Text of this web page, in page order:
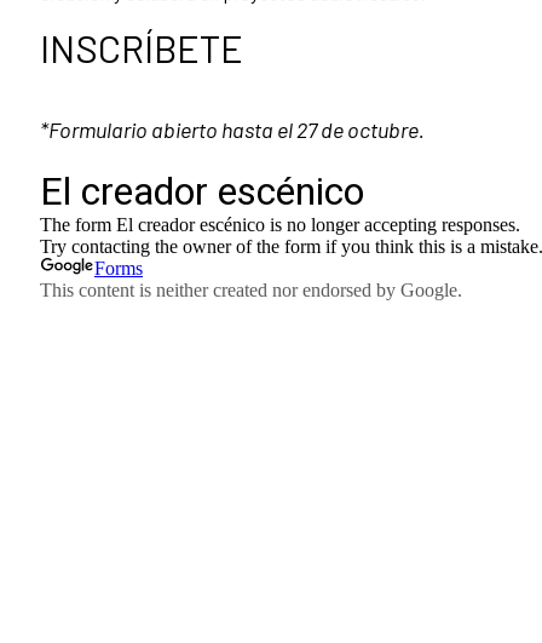
INSCRÍBETE
*Formulario abierto hasta el 27 de octubre.